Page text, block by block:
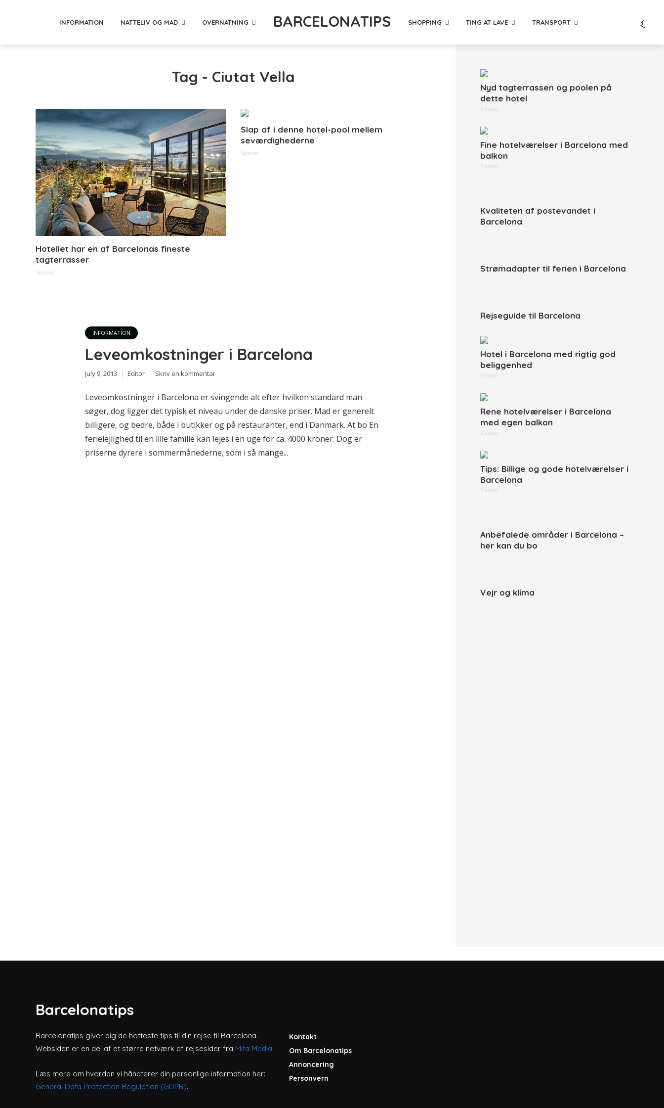
INFORMATION NATTELIV OG MAD OVERNATNING BARCELONATIPS SHOPPING TING AT LAVE TRANSPORT
Tag - Ciutat Vella
Hotellet har en af Barcelonas fineste
tagterrasser
Sponset
Slap af i denne hotel-pool mellem
seværdighederne
Sponset
INFORMATION
Leveomkostninger i Barcelona
July 9, 2013 Editor Skriv en kommentar
Leveomkostninger i Barcelona er svingende alt efter hvilken standard man
søger, dog ligger det typisk et niveau under de danske priser. Mad er generelt
billigere, og bedre, både i butikker og på restauranter, end i Danmark. At bo En
ferielejlighed til en lille familie kan lejes i en uge for ca. 4000 kroner. Dog er
priserne dyrere i sommermånederne, som i så mange...
Nyd tagterrassen og poolen på
dette hotel
Sponset
Fine hotelværelser i Barcelona med
balkon
Sponset
Kvaliteten af postevandet i
Barcelona
Strømadapter til ferien i Barcelona
Rejseguide til Barcelona
Hotel i Barcelona med rigtig god
beliggenhed
Sponset
Rene hotelværelser i Barcelona
med egen balkon
Sponset
Tips: Billige og gode hotelværelser i
Barcelona
Sponset
Anbefalede områder i Barcelona –
her kan du bo
Vejr og klima
Barcelonatips
Barcelonatips giver dig de hotteste tips til din rejse til Barcelona.
Websiden er en del af et større netværk af rejsesider fra Mita Media.
Læs mere om hvordan vi håndterer din personlige information her:
General Data Protection Regulation (GDPR).
Kontakt
Om Barcelonatips
Annoncering
Personvern